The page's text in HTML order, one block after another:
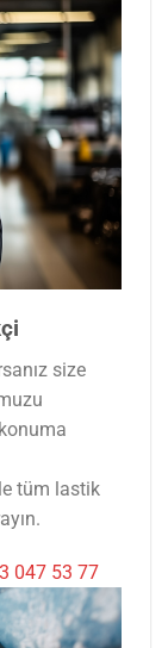
size
tüm lastik
047 53 77